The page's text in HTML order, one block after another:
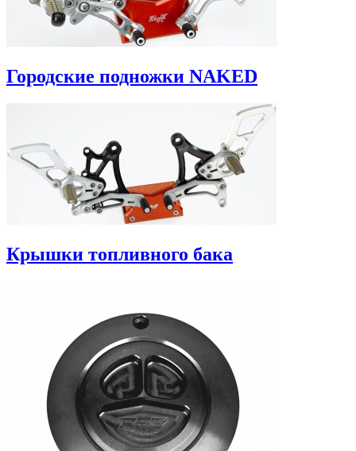
Городские подножки NAKED
Крышки топливного бака